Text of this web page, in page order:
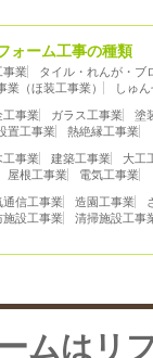
ォーム工事の種類
事業
タイル・れんが・ブ
業（ほ装工事業）
しゅ
工事業 ガラス工事業
塗
置工事業
熱絶縁工事業
工事業 建築工事業
大工
屋根工事業 電気工事業
通信工事業 造園工事業
施設工事業
清掃施設工事
ムはリ